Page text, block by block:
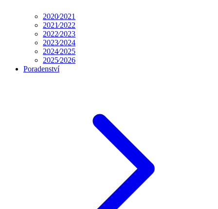
2020⁄2021
2021⁄2022
2022⁄2023
2023⁄2024
2024⁄2025
2025⁄2026
Poradenství